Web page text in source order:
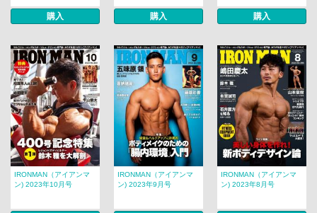
購入 購入 購入
IRONMAN（アイアンマ
ン) 2023年10月号
IRONMAN（アイアンマ
ン) 2023年9月号
IRONMAN（アイアンマ
ン) 2023年8月号